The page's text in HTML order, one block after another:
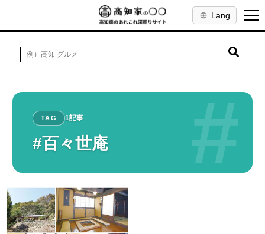
Lang
#
TAG 1記事
#百々世庵